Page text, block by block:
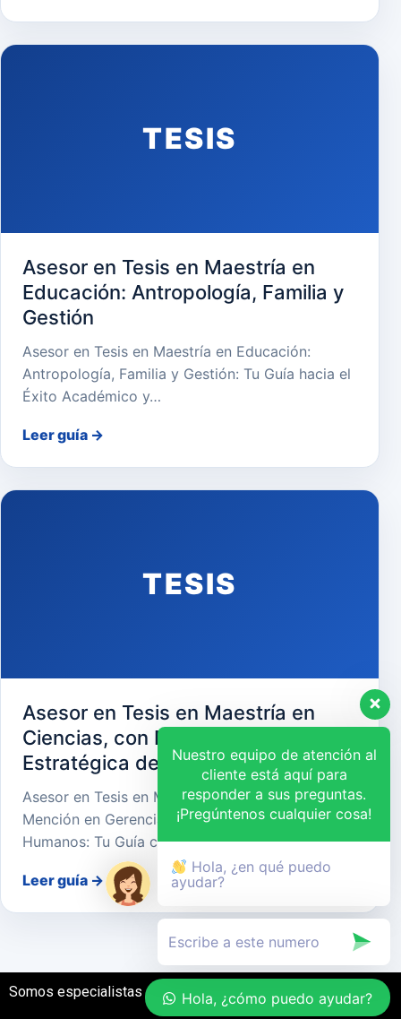
TESIS
Asesor en Tesis en Maestría en
Educación: Antropología, Familia y
Gestión
Asesor en Tesis en Maestría en Educación:
Antropología, Familia y Gestión: Tu Guía hacia el
Éxito Académico y…
Leer guía →
TESIS
Asesor en Tesis en Maestría en
Ciencias, con Mención en Gerencia
Estratégica de Recursos Humanos
Asesor en Tesis en Maestría en Ciencias, con
Mención en Gerencia Estratégica de Recursos
Humanos: Tu Guía cara…
Leer guía →
Somos especialistas en el desarrollo de tesis
Nuestro equipo de atención al
cliente está aquí para
responder a sus preguntas.
¡Pregúntenos cualquier cosa!
Hola, ¿en qué puedo
ayudar?
Hola, ¿cómo puedo ayudar?